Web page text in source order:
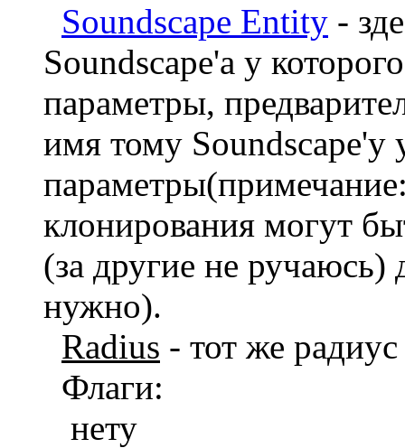
Soundscape Entity -
Soundscape'а у
параметры,
имя тому Soundscape'у
клонирования могут
(за другие не ручаюсь)
нужно).
Radius - тот же
Флаги:
нету